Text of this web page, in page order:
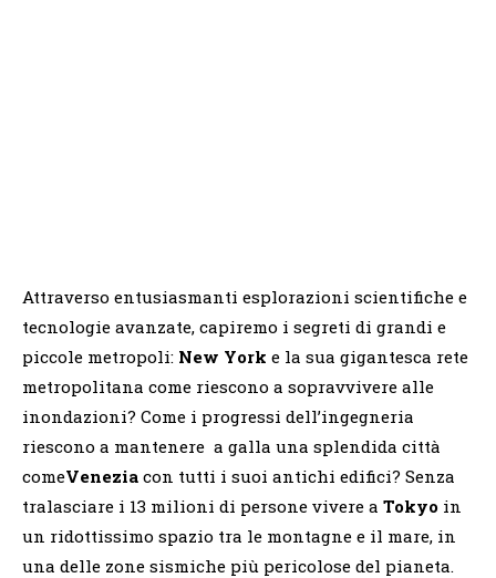
Attraverso entusiasmanti esplorazioni scientifiche e
tecnologie avanzate, capiremo i segreti di grandi e
piccole metropoli: New York e la sua gigantesca rete
metropolitana come riescono a sopravvivere alle
inondazioni? Come i progressi dell’ingegneria
riescono a mantenere a galla una splendida città
comeVenezia con tutti i suoi antichi edifici? Senza
tralasciare i 13 milioni di persone vivere a Tokyo in
un ridottissimo spazio tra le montagne e il mare, in
una delle zone sismiche più pericolose del pianeta.